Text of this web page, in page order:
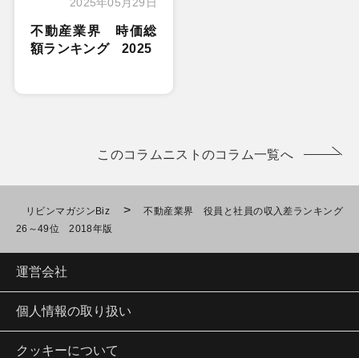
不動産業界 時価総
額ランキング 2025
このコラムニストのコラム一覧へ
リビンマガジンBiz >
不動産業界 役員と社員の収入差ランキング
26～49位 2018年版
運営会社
個人情報の取り扱い
クッキーについて